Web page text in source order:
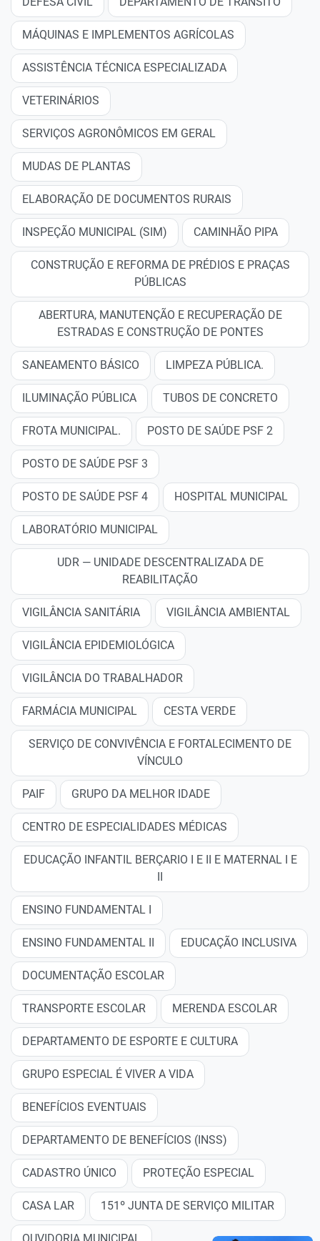
MÁQUINAS E IMPLEMENTOS AGRÍCOLAS
ASSISTÊNCIA TÉCNICA ESPECIALIZADA
VETERINÁRIOS
SERVIÇOS AGRONÔMICOS EM GERAL
MUDAS DE PLANTAS
ELABORAÇÃO DE DOCUMENTOS RURAIS
INSPEÇÃO MUNICIPAL (SIM) CAMINHÃO PIPA
CONSTRUÇÃO E REFORMA DE PRÉDIOS E PRAÇAS
PÚBLICAS
ABERTURA, MANUTENÇÃO E RECUPERAÇÃO DE
ESTRADAS E CONSTRUÇÃO DE PONTES
SANEAMENTO BÁSICO LIMPEZA PÚBLICA.
ILUMINAÇÃO PÚBLICA TUBOS DE CONCRETO
FROTA MUNICIPAL. POSTO DE SAÚDE PSF 2
POSTO DE SAÚDE PSF 3
POSTO DE SAÚDE PSF 4 HOSPITAL MUNICIPAL
LABORATÓRIO MUNICIPAL
UDR — UNIDADE DESCENTRALIZADA DE
REABILITAÇÃO
VIGILÂNCIA SANITÁRIA VIGILÂNCIA AMBIENTAL
VIGILÂNCIA EPIDEMIOLÓGICA
VIGILÂNCIA DO TRABALHADOR
FARMÁCIA MUNICIPAL CESTA VERDE
SERVIÇO DE CONVIVÊNCIA E FORTALECIMENTO DE
VÍNCULO
PAIF GRUPO DA MELHOR IDADE
CENTRO DE ESPECIALIDADES MÉDICAS
EDUCAÇÃO INFANTIL BERÇARIO I E II E MATERNAL I E
ENSINO FUNDAMENTAL I
ENSINO FUNDAMENTAL II EDUCAÇÃO INCLUSIVA
DOCUMENTAÇÃO ESCOLAR
TRANSPORTE ESCOLAR MERENDA ESCOLAR
DEPARTAMENTO DE ESPORTE E CULTURA
GRUPO ESPECIAL É VIVER A VIDA
BENEFÍCIOS EVENTUAIS
DEPARTAMENTO DE BENEFÍCIOS (INSS)
CADASTRO ÚNICO PROTEÇÃO ESPECIAL
CASA LAR 151º JUNTA DE SERVIÇO MILITAR